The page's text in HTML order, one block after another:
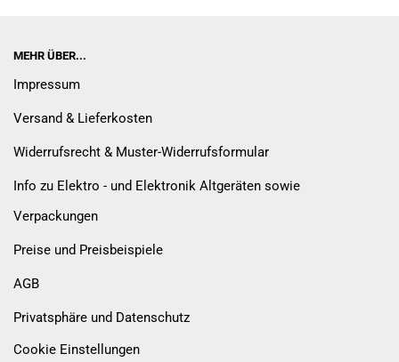
MEHR ÜBER...
Impressum
Versand & Lieferkosten
Widerrufsrecht & Muster-Widerrufsformular
Info zu Elektro - und Elektronik Altgeräten sowie
Verpackungen
Preise und Preisbeispiele
AGB
Privatsphäre und Datenschutz
Cookie Einstellungen